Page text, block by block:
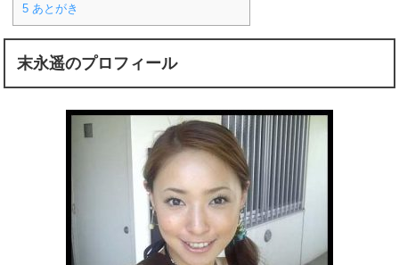
5 あとがき
末永遥のプロフィール